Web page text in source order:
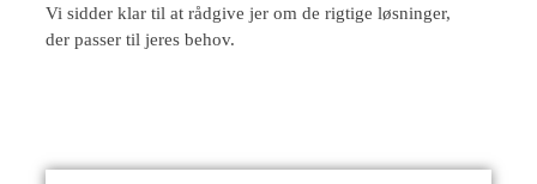
Vi sidder klar til at rådgive jer om de rigtige løsninger,
der passer til jeres behov.